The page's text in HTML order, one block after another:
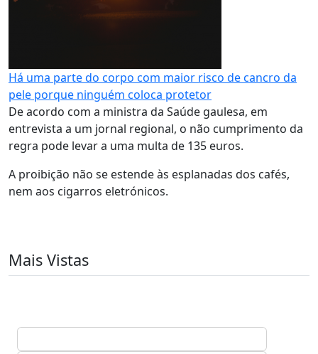
Há uma parte do corpo com maior risco de cancro da
pele porque ninguém coloca protetor
De acordo com a ministra da Saúde gaulesa, em
entrevista a um jornal regional, o não cumprimento da
regra pode levar a uma multa de 135 euros.
A proibição não se estende às esplanadas dos cafés,
nem aos cigarros eletrónicos.
Mais Vistas